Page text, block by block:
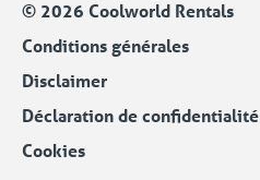
© 2026 Coolworld Rentals
Conditions générales
Disclaimer
Déclaration de confidentialité
Cookies